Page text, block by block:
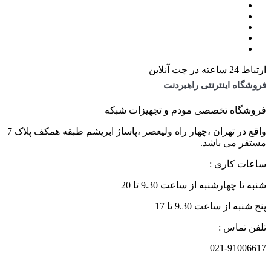
ارتباط 24 ساعته در چت آنلاین
فروشگاه اینترنتی راهبردنت
فروشگاه تخصصی مودم و تجهیزات شبکه
واقع در تهران ،چهار راه ولیعصر ،پاساژ ابریشم طبقه همکف پلاک 7
مستقر می باشد.
ساعات کاری :
شنبه تا چهارشنبه از ساعت 9.30 تا 20
پنج شنبه از ساعت 9.30 تا 17
تلفن تماس :
021-91006617